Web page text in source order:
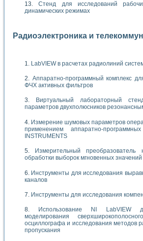
Стенд для исследований
динамических режимах
Радиоэлектроника и
LabVIEW в расчетах радиолиний
Аппаратно-программный комплекс
ФЧХ активных фильтров
Виртуальный лабораторный
параметров двухполюсников
Измерение шумовых параметров
применением аппаратно-
INSTRUMENTS
Измерительный
обработки выборок мгновенных значений
Инструменты для исследования
каналов
Инструменты для исследования
Использование NI LabVIEW
моделирования
осциллографа и исследования методов
пропускания